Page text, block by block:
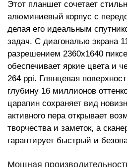
Этот планшет сочетает
алюминиевый корпус с
делая его идеальным
задач. С диагональю экрана
разрешением 2360x1640
обеспечивает яркие цвета и
264 ppi. Глянцевая
глубину 16 миллионов
царапин сохраняет вид
активного пера открывает
творчества и заметок, а
гарантирует быстрый и
Мощная